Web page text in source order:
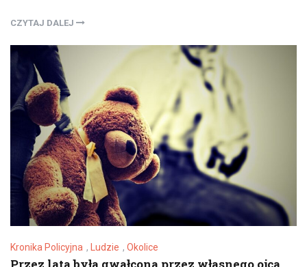
CZYTAJ DALEJ
Kronika Policyjna , Ludzie , Okolice